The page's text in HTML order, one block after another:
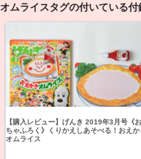
オムライスタグの付いている付
【購入レビュー】げんき 2019年3月号《
ちゃふろく》くりかえしあそべる！おえか
オムライス